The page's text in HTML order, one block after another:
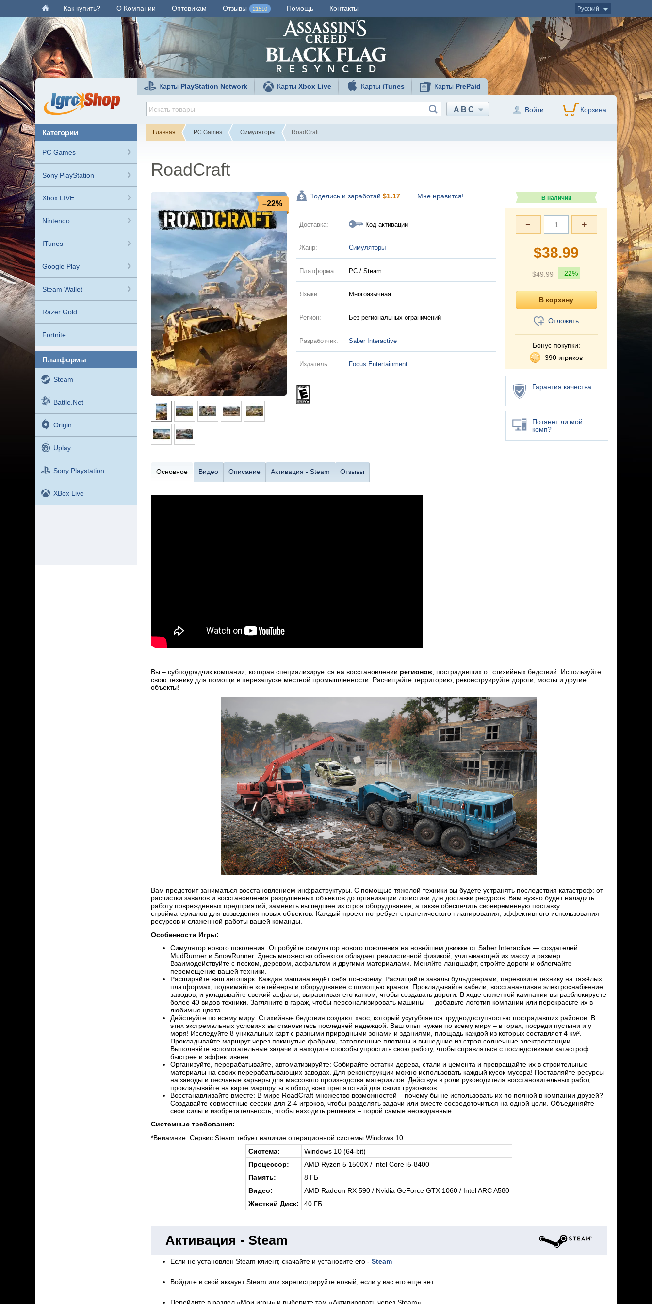
Как купить? О Компании Оптовикам Отзывы 21510 Помощь Контакты Русский
Карты PlayStation Network КартыXbox Live Карты iTunes Карты PrePaid
ABC Войти Корзина
категории
PC Games
Sony PlayStation
Xbox LIVE
Nintendo
ITunes
Google Play
Steam Wallet
Razer Gold
Fortnite
платформы
Steam
Battle.net
Origin
Uplay
Sony Playstation
XBox Live
Главная PC Games Симуляторы RoadCraft
RoadCraft
–22%
Мне нравится!
Поделись и заработай $1.17
Доставка: Код активации
Жанр: Симуляторы
Платформа: PC / Steam
Языки: Многоязычная
Регион: Без региональных ограничений
Разработчик: Saber Interactive
Издатель: Focus Entertainment
В наличии
+
−
$38.99
$49.99 –22%
Отложить
Бонус покупки:
390 игриков
Гарантия качества
Потянет ли мой
комп?
Основное Видео Описание Активация - Steam Отзывы
Вы – субподрядчик компании, которая специализируется на восстановлении регионов , пострадавших от стихийных бедствий. Используйте
свою технику для помощи в перезапуске местной промышленности. Расчищайте территорию, реконструируйте дороги, мосты и другие
объекты!
Вам предстоит заниматься восстановлением инфраструктуры. С помощью тяжелой техники вы будете устранять последствия катастроф: от
расчистки завалов и восстановления разрушенных объектов до организации логистики для доставки ресурсов. Вам нужно будет наладить
работу поврежденных предприятий, заменить вышедшее из строя оборудование, а также обеспечить своевременную поставку
стройматериалов для возведения новых объектов. Каждый проект потребует стратегического планирования, эффективного использования
ресурсов и слаженной работы вашей команды.
Особенности Игры:
Симулятор нового поколения: Опробуйте симулятор нового поколения на новейшем движке от Saber Interactive — создателей
MudRunner и SnowRunner. Здесь множество объектов обладает реалистичной физикой, учитывающей их массу и размер.
Взаимодействуйте с песком, деревом, асфальтом и другими материалами. Меняйте ландшафт, стройте дороги и облегчайте
перемещение вашей техники.
Расширяйте ваш автопарк: Каждая машина ведёт себя по-своему. Расчищайте завалы бульдозерами, перевозите технику на тяжёлых
платформах, поднимайте контейнеры и оборудование с помощью кранов. Прокладывайте кабели, восстанавливая электроснабжение
заводов, и укладывайте свежий асфальт, выравнивая его катком, чтобы создавать дороги. В ходе сюжетной кампании вы разблокируете
более 40 видов техники. Загляните в гараж, чтобы персонализировать машины — добавьте логотип компании или перекрасьте их в
любимые цвета.
Действуйте по всему миру: Стихийные бедствия создают хаос, который усугубляется труднодоступностью пострадавших районов. В
этих экстремальных условиях вы становитесь последней надеждой. Ваш опыт нужен по всему миру – в горах, посреди пустыни и у
моря! Исследуйте 8 уникальных карт с разными природными зонами и зданиями, площадь каждой из которых составляет 4 км².
Прокладывайте маршрут через покинутые фабрики, затопленные плотины и вышедшие из строя солнечные электростанции.
Выполняйте вспомогательные задачи и находите способы упростить свою работу, чтобы справляться с последствиями катастроф
быстрее и эффективнее.
Организуйте, перерабатывайте, автоматизируйте: Собирайте остатки дерева, стали и цемента и превращайте их в строительные
материалы на своих перерабатывающих заводах. Для реконструкции можно использовать каждый кусок мусора! Поставляйте ресурсы
на заводы и песчаные карьеры для массового производства материалов. Действуя в роли руководителя восстановительных работ,
прокладывайте на карте маршруты в обход всех препятствий для своих грузовиков
Восстанавливайте вместе: В мире RoadCraft множество возможностей – почему бы не использовать их по полной в компании друзей?
Создавайте совместные сессии для 2-4 игроков, чтобы разделять задачи или вместе сосредоточиться на одной цели. Объединяйте
свои силы и изобретательность, чтобы находить решения – порой самые неожиданные.
Системные требования:
*Вниамние: Сервис Steam тебует наличие операционной системы Windows 10
Система:
Windows 10 (64-bit)
Процессор:
AMD Ryzen 5 1500X / Intel Core i5-8400
Память:
8 ГБ
Видео:
AMD Radeon RX 590 / Nvidia GeForce GTX 1060 / Intel ARC A580
Жесткий Диск:
40 ГБ
Активация - Steam
Если не установлен Steam клиент, скачайте и установите его - Steam
Войдите в свой аккаунт Steam или зарегистрируйте новый, если у вас его еще нет.
Перейдите в раздел «Мои игры» и выберите там «Активировать через Steam».